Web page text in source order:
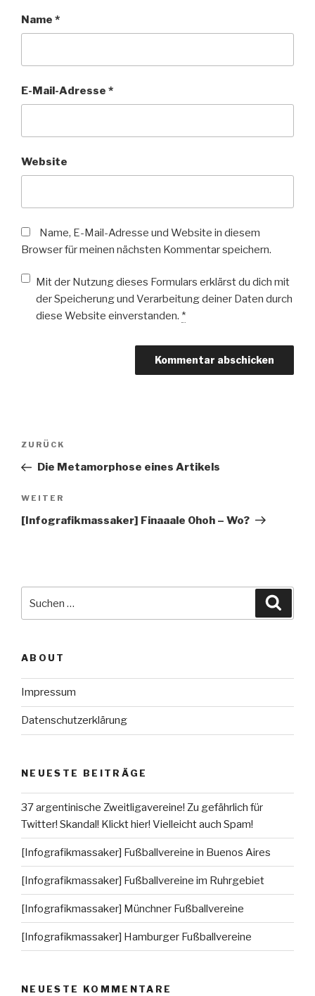
Name *
E-Mail-Adresse *
Website
Name, E-Mail-Adresse und Website in diesem
Browser für meinen nächsten Kommentar speichern.
Mit der Nutzung dieses Formulars erklärst du dich mit
der Speicherung und Verarbeitung deiner Daten durch
diese Website einverstanden. *
Beitragsnavigation
Vorheriger
Beitrag
ZURÜCK
Die Metamorphose eines Artikels
Nächster
Beitrag
WEITER
[Infografikmassaker] Finaaale Ohoh – Wo?
nach:
ABOUT
Impressum
Datenschutzerklärung
NEUESTE BEITRÄGE
37 argentinische Zweitligavereine! Zu gefährlich für
Twitter! Skandal! Klickt hier! Vielleicht auch Spam!
[Infografikmassaker] Fußballvereine in Buenos Aires
[Infografikmassaker] Fußballvereine im Ruhrgebiet
[Infografikmassaker] Münchner Fußballvereine
[Infografikmassaker] Hamburger Fußballvereine
NEUESTE KOMMENTARE